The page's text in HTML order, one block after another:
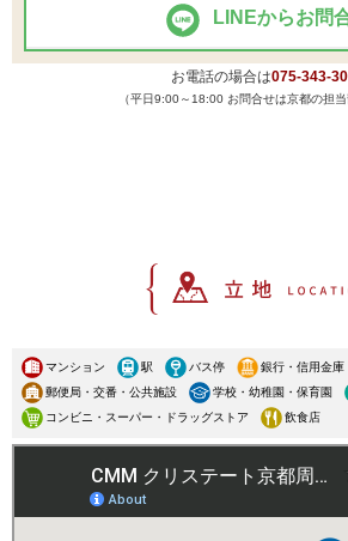
LINEからお問
お電話の場合は075-343-
（平日9:00～18:00 お問合せは京都の担当
マンション 駅 バス停
銀行・信用金庫
郵便局・交番・公共施設
学校・幼稚園・保育園
コンビニ・スーパー・ドラッグストア
飲食店